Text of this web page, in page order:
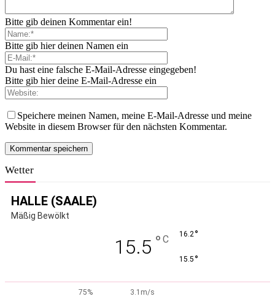
Bitte gib deinen Kommentar ein!
Bitte gib hier deinen Namen ein
Du hast eine falsche E-Mail-Adresse eingegeben!
Bitte gib hier deine E-Mail-Adresse ein
Speichere meinen Namen, meine E-Mail-Adresse und meine
Website in diesem Browser für den nächsten Kommentar.
Wetter
HALLE (SAALE)
Mäßig Bewölkt
15.5 ° C 16.2°
15.5 °
75%
3.1m/s